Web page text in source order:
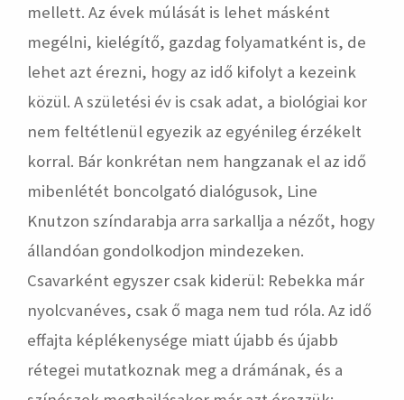
mellett. Az évek múlását is lehet másként
megélni, kielégítő, gazdag folyamatként is, de
lehet azt érezni, hogy az idő kifolyt a kezeink
közül. A születési év is csak adat, a biológiai kor
nem feltétlenül egyezik az egyénileg érzékelt
korral. Bár konkrétan nem hangzanak el az idő
mibenlétét boncolgató dialógusok, Line
Knutzon színdarabja arra sarkallja a nézőt, hogy
állandóan gondolkodjon mindezeken.
Csavarként egyszer csak kiderül: Rebekka már
nyolcvanéves, csak ő maga nem tud róla. Az idő
effajta képlékenysége miatt újabb és újabb
rétegei mutatkoznak meg a drámának, és a